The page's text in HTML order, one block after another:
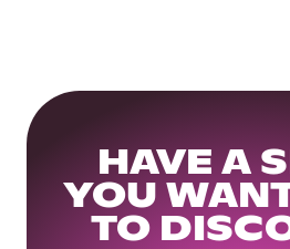
HAVE A
YOU
TO